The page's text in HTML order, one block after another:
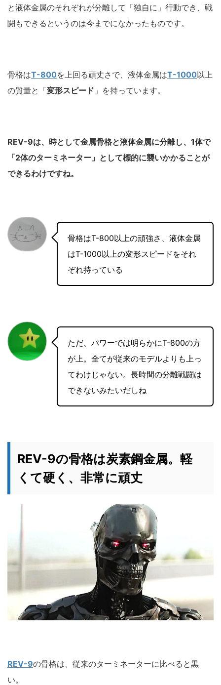
と液体金属のそれぞれが分離して「独自に」行動でき、戦
闘もできるというのは今までになかったものです。
骨格はT-800を上回る頑丈さで、液体金属はT-1000以上
の質量と「変形スピード 」を持っています。
REV-9は、時として金属骨格と液体金属に分離し、1体で
「2体のターミネーター」として標的に襲いかかることが
できるわけですね。
骨格はT-800以上の頑強さ、液体金属
はT-1000以上の変形スピードをそれ
ぞれ持っている
ただ、パワーでは明らかにT-800の方
が上。全てが従来のモデルよりも上っ
てわけじゃない。長時間の分離戦闘は
できないみたいだしね
REV-9の骨格は炭素鋼金属。軽
くて硬く、非常に頑丈
REV-9の骨格は、従来のターミネーターに比べると黒
い。